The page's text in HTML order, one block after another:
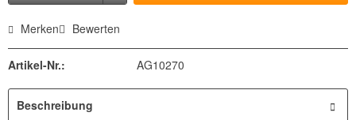
Merken Bewerten
Artikel-Nr.: AG10270
Beschreibung